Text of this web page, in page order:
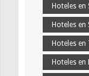
Hoteles en
Hoteles en
Hoteles en
Hoteles en